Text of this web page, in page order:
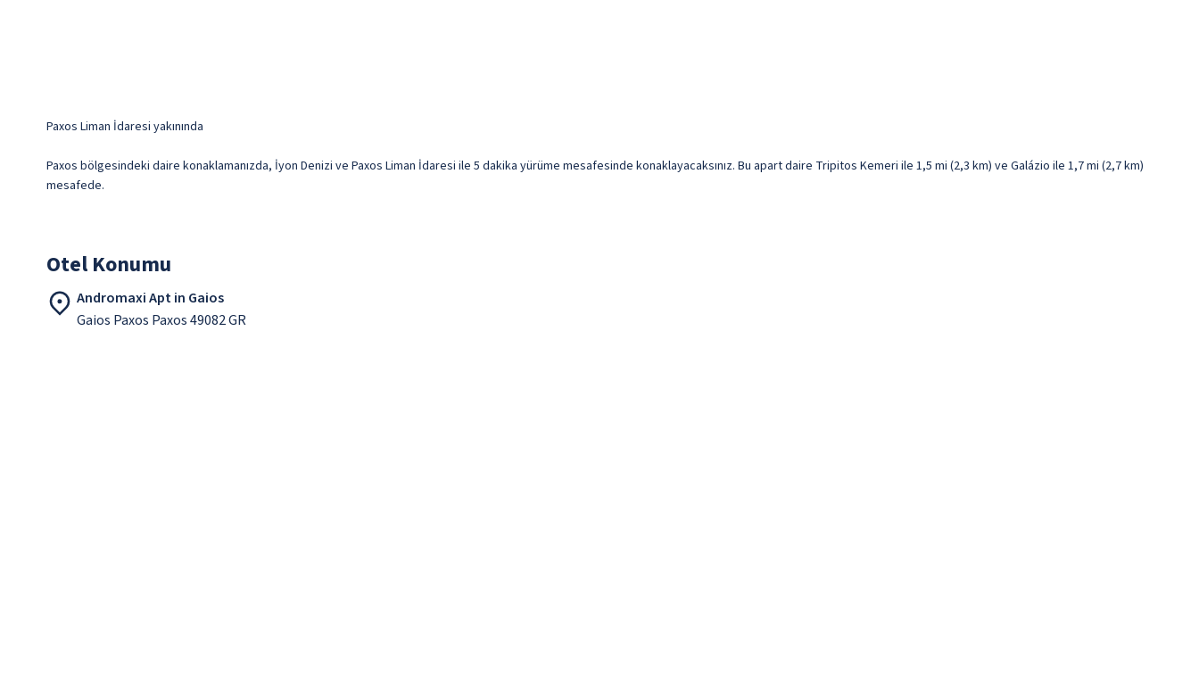
Paxos Liman İdaresi yakınında
Paxos bölgesindeki daire konaklamanızda, İyon Denizi ve Paxos Liman İdaresi ile 5 dakika yürüme mesafesinde konaklayacaksınız. Bu apart daire Tripitos Kemeri ile 1,5 mi (2,3 km) ve Galázio ile 1,7 mi (2,7 km)
mesafede.
Otel Konumu
Andromaxi Apt in Gaios
Gaios Paxos Paxos 49082 GR